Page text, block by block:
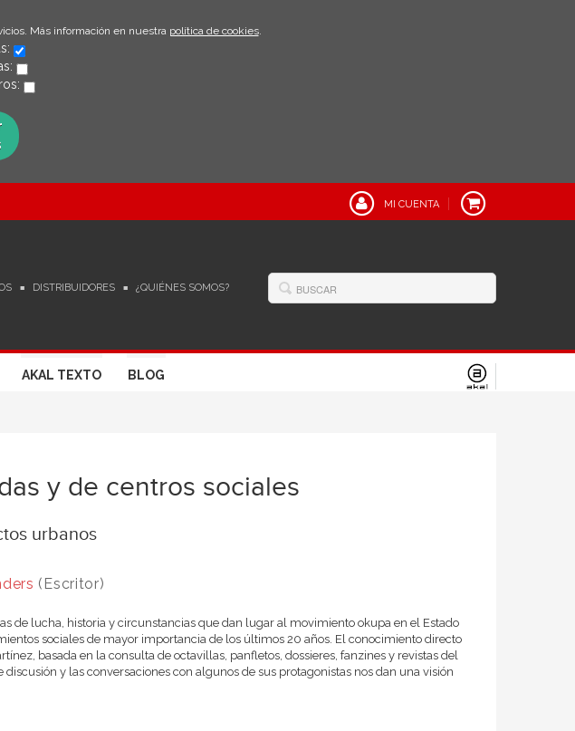
Más información en nuestra política de cookies.
MI CUENTA
DISTRIBUIDORES ¿QUIÉNES SOMOS?
AKAL TEXTO BLOG
y de centros sociales
urbanos
(Escritor)
de lucha, historia y circunstancias que dan lugar al movimiento okupa en el Estado
sociales de mayor importancia de los últimos 20 años. El conocimiento directo
basada en la consulta de octavillas, panfletos, dossieres, fanzines y revistas del
y las conversaciones con algunos de sus protagonistas nos dan una visión